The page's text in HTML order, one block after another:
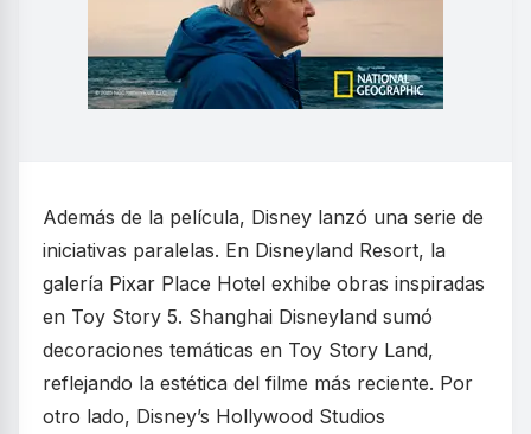
Además de la película, Disney lanzó una serie de
iniciativas paralelas. En Disneyland Resort, la
galería Pixar Place Hotel exhibe obras inspiradas
en Toy Story 5. Shanghai Disneyland sumó
decoraciones temáticas en Toy Story Land,
reflejando la estética del filme más reciente. Por
otro lado, Disney’s Hollywood Studios